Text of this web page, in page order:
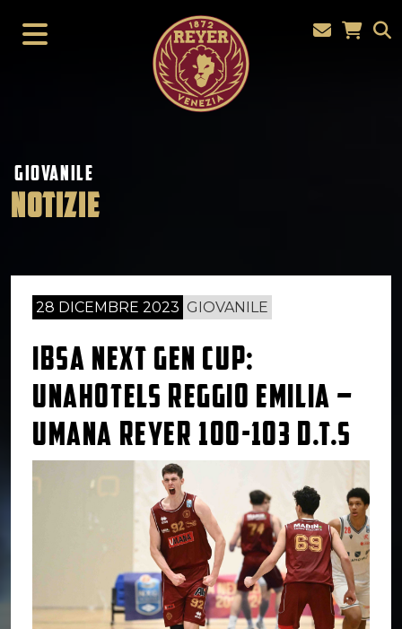
GIOVANILE
NOTIZIE
28 DICEMBRE 2023 GIOVANILE
IBSA NEXT GEN CUP:
UNAHOTELS REGGIO EMILIA –
UMANA REYER 100-103 D.T.S